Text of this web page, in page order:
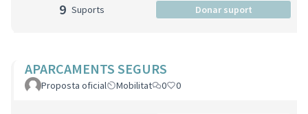
9 Suports Donar suport
APARCAMENTS SEGURS
Proposta oficial Mobilitat 0 0